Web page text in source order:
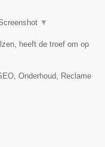
▼
heeft de troef om op
Onderhoud, Reclame